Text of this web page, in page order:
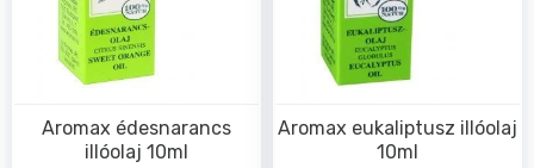
Aromax édesnarancs
illóolaj 10ml
Aromax eukaliptusz illóolaj
10ml